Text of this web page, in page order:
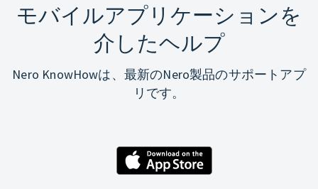
モバイルアプリケーションを
介したヘルプ
Nero KnowHowは、最新のNero製品のサポートアプ
リです。